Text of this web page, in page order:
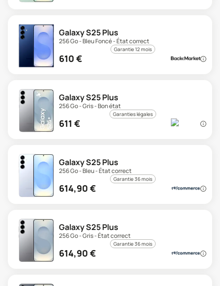
Galaxy S25 Plus
256 Go - Bleu Foncé - État correct
Garantie 12 mois
610 €
Galaxy S25 Plus
256 Go - Gris - Bon état
Garanties légales
611 €
Galaxy S25 Plus
256 Go - Bleu - État correct
Garantie 36 mois
614,90 €
Galaxy S25 Plus
256 Go - Gris - État correct
Garantie 36 mois
614,90 €